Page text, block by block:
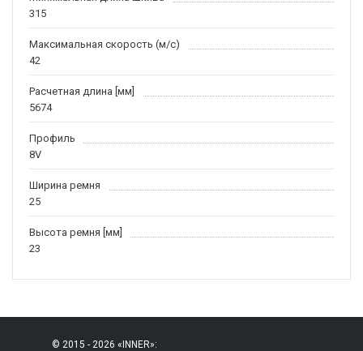
315
Максимальная скорость (м/c)
42
Расчетная длина [мм]
5674
Профиль
8V
Ширина ремня
25
Высота ремня [мм]
23
© 2015 - 2026 «INNER»: